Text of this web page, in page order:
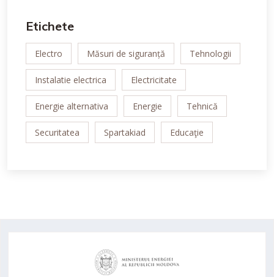
Etichete
Electro Măsuri de siguranță Tehnologii
Instalatie electrica Electricitate
Energie alternativa Energie Tehnică
Securitatea Spartakiad Educaţie